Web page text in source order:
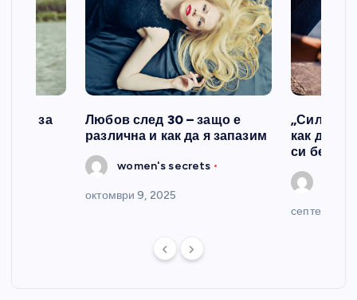
за
Любов след 30 – защо е
различна и как да я запазим
women's secrets
октомври 9, 2025
„Силата
как да се
си без
септември